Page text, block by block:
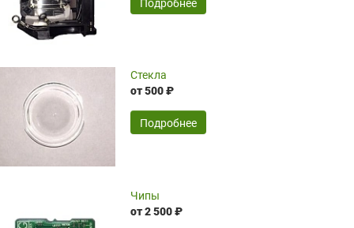
оптимизированной стоимости, чему
чрезмерно благодарны!)))
24.04.2026
широкий ассортимент ламп, как оригиналов,
так и аналогов.Быстрое оформление и
передача в доставку, приемлемые цены. Мне
понравилось.
Читать полностью
16.04.2026
Подробнее
Стекла
от 500 ₽
Подробнее
Чипы
от 2 500 ₽